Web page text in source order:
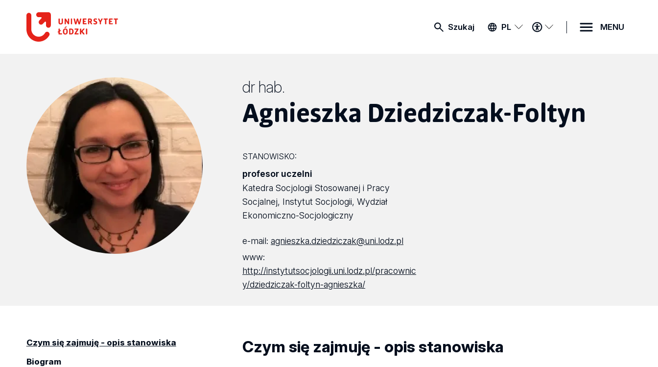
Szukaj PL
MENU
DOSTĘPNOŚCI
MENU
dr hab.
Agnieszka Dziedziczak-Foltyn
STANOWISKO:
profesor uczelni
Katedra Socjologii Stosowanej i Pracy
Socjalnej, Instytut Socjologii, Wydział
Ekonomiczno-Socjologiczny
e-mail:agnieszka.dziedziczak@uni.lodz.pl
www:
http://instytutsocjologii.uni.lodz.pl/pracownic
y/dziedziczak-foltyn-agnieszka/
Czym się zajmuję - opis stanowiska
Biogram
Czym się zajmuję - opis stanowiska